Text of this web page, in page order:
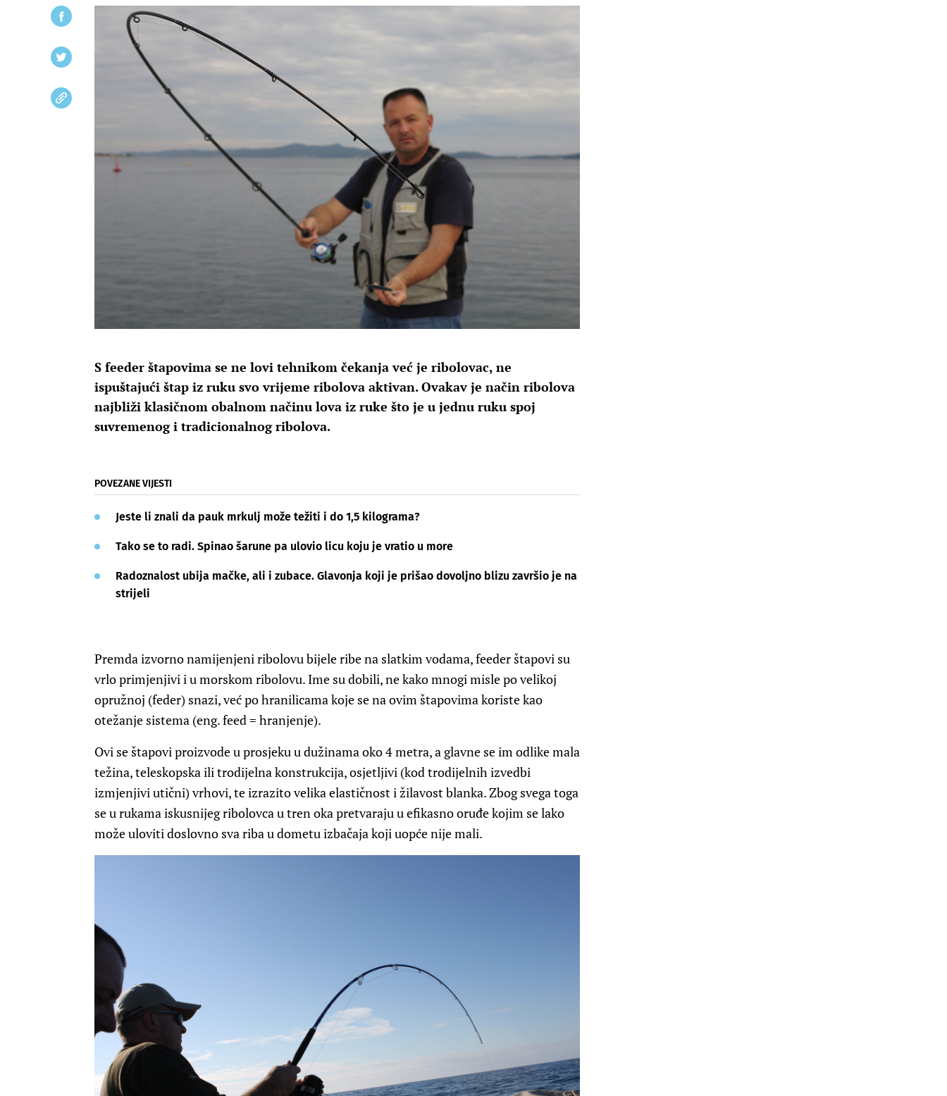
S feeder štapovima se ne lovi tehnikom čekanja već je ribolovac, ne
ispuštajući štap iz ruku svo vrijeme ribolova aktivan. Ovakav je način ribolova
najbliži klasičnom obalnom načinu lova iz ruke što je u jednu ruku spoj
suvremenog i tradicionalnog ribolova.
POVEZANE VIJESTI
Jeste li znali da pauk mrkulj može težiti i do 1,5 kilograma?
Tako se to radi. Spinao šarune pa ulovio licu koju je vratio u more
Radoznalost ubija mačke, ali i zubace. Glavonja koji je prišao dovoljno blizu završio je na
strijeli
Premda izvorno namijenjeni ribolovu bijele ribe na slatkim vodama, feeder štapovi su
vrlo primjenjivi i u morskom ribolovu. Ime su dobili, ne kako mnogi misle po velikoj
opružnoj (feder) snazi, već po hranilicama koje se na ovim štapovima koriste kao
otežanje sistema (eng. feed = hranjenje).
Ovi se štapovi proizvode u prosjeku u dužinama oko 4 metra, a glavne se im odlike mala
težina, teleskopska ili trodijelna konstrukcija, osjetljivi (kod trodijelnih izvedbi
izmjenjivi utični) vrhovi, te izrazito velika elastičnost i žilavost blanka. Zbog svega toga
se u rukama iskusnijeg ribolovca u tren oka pretvaraju u efikasno oruđe kojim se lako
može uloviti doslovno sva riba u dometu izbačaja koji uopće nije mali.